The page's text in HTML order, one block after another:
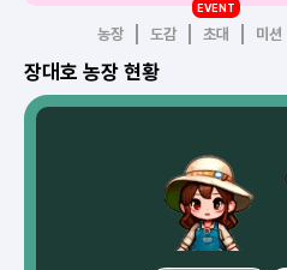
농장 도감 초대
EVENT
미션
장대호 농장 현황